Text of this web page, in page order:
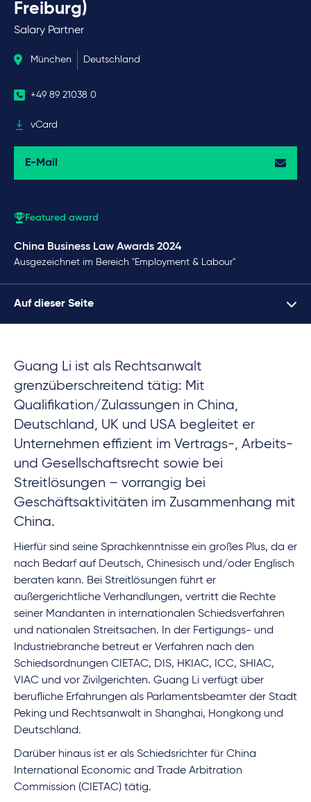
Freiburg)
Salary Partner
München Deutschland
+49 89 21038 0
vCard
E-Mail
Featured award
China Business Law Awards 2024
Ausgezeichnet im Bereich "Employment & Labour"
Auf dieser Seite
Guang Li ist als Rechtsanwalt
grenzüberschreitend tätig: Mit
Qualifikation/Zulassungen in China,
Deutschland, UK und USA begleitet er
Unternehmen effizient im Vertrags-, Arbeits-
und Gesellschaftsrecht sowie bei
Streitlösungen – vorrangig bei
Geschäftsaktivitäten im Zusammenhang mit
China.
Hierfür sind seine Sprachkenntnisse ein großes Plus, da er
nach Bedarf auf Deutsch, Chinesisch und/oder Englisch
beraten kann. Bei Streitlösungen führt er
außergerichtliche Verhandlungen, vertritt die Rechte
seiner Mandanten in internationalen Schiedsverfahren
und nationalen Streitsachen. In der Fertigungs- und
Industriebranche betreut er Verfahren nach den
Schiedsordnungen CIETAC, DIS, HKIAC, ICC, SHIAC,
VIAC und vor Zivilgerichten. Guang Li verfügt über
berufliche Erfahrungen als Parlamentsbeamter der Stadt
Peking und Rechtsanwalt in Shanghai, Hongkong und
Deutschland.
Darüber hinaus ist er als Schiedsrichter für China
International Economic and Trade Arbitration
Commission (CIETAC) tätig.